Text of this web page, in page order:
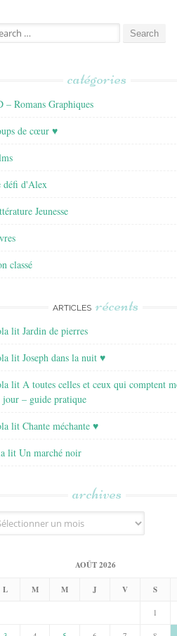
catégories
– Romans Graphiques
de cœur ♥
défi d'Alex
Jeunesse
classé
ARTICLES récents
lit Jardin de pierres
lit Joseph dans la nuit ♥
lit A toutes celles et ceux qui comptent
jour – guide pratique
lit Chante méchante ♥
lit Un marché noir
archives
AOÛT 2026
L M M J V S
1